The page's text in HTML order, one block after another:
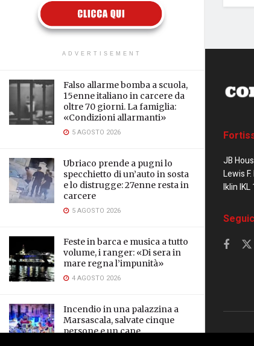
ADVERTISEMENT
Falso allarme bomba a scuola,
15enne italiano in carcere da
oltre 70 giorni. La famiglia:
«Condizioni allarmanti»
5 AGOSTO 2026
Ubriaco prende a pugni lo
specchietto di un’auto in sosta
e lo distrugge: 27enne resta in
carcere
5 AGOSTO 2026
Feste in barca e musica a tutto
volume, i ranger: «Di sera in
mare regna l’impunità»
4 AGOSTO 2026
Incendio in una palazzina a
Marsascala, salvate cinque
persone e un cane
JB
Lewis
Iklin